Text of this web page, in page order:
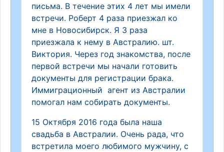
письма. В течение этих 4 лет мы имели
встречи. Роберт 4 раза приезжал ко
мне в Новосибирск. Я 3 раза
приезжала к нему в Австралию. шт.
Виктория. Через год знакомства, после
первой встречи мы начали готовить
документы для регистрации брака.
Иммиграционный агент из Австралии
помогал нам собирать документы.
15 Октября 2016 года была наша
свадьба в Австралии. Очень рада, что
встретила моего любимого мужчину, с